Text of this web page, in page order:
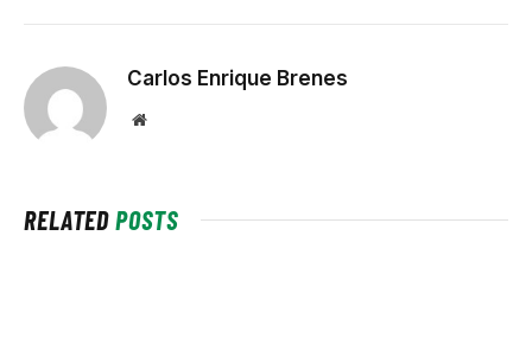
Carlos Enrique Brenes
Website
RELATEDPOSTS